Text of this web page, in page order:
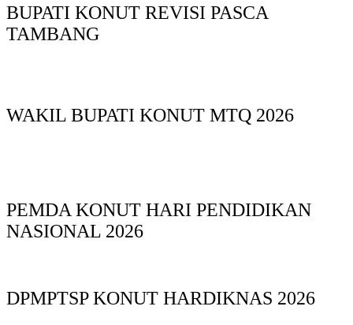
BUPATI KONUT REVISI PASCA
TAMBANG
WAKIL BUPATI KONUT MTQ 2026
PEMDA KONUT HARI PENDIDIKAN
NASIONAL 2026
DPMPTSP KONUT HARDIKNAS 2026